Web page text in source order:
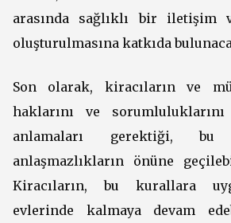
arasında sağlıklı bir iletişim
oluşturulmasına katkıda
Son olarak, kiracıların ve
haklarını ve
anlamaları gerektiği, bu
anlaşmazlıkların önüne
Kiracıların, bu kurallara
evlerinde kalmaya devam